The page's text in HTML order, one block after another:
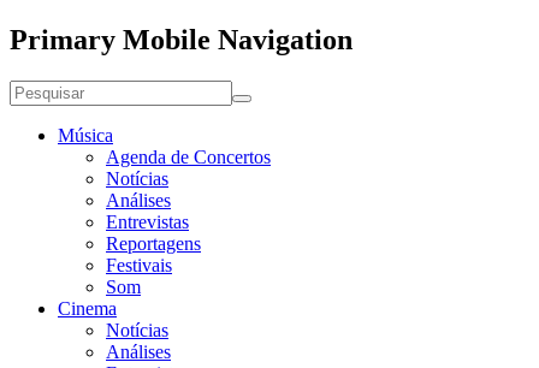
Primary Mobile Navigation
Música
Agenda de Concertos
Notícias
Análises
Entrevistas
Reportagens
Festivais
Som
Cinema
Notícias
Análises